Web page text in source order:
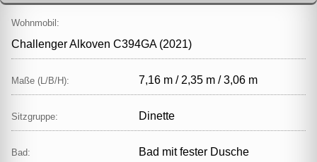
Wohnmobil:
Challenger Alkoven C394GA (2021)
Maße (L/B/H): 7,16 m / 2,35 m / 3,06 m
Sitzgruppe: Dinette
Bad: Bad mit fester Dusche